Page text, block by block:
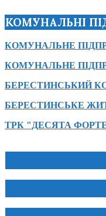
КОМУНАЛЬНІ
КОМУНАЛЬНЕ
КОМУНАЛЬНЕ
БЕРЕСТИНСЬКИЙ
БЕРЕСТИНСЬКЕ
ТРК "ДЕСЯТА